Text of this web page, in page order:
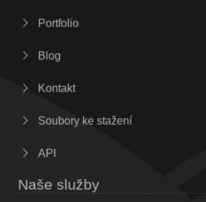
Portfolio
Blog
Kontakt
Soubory ke stažení
API
Naše služby